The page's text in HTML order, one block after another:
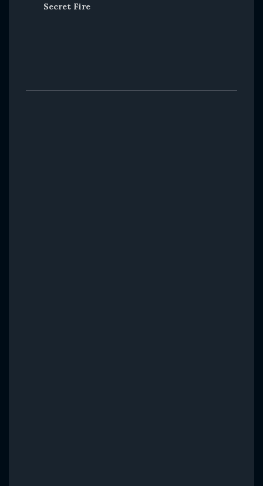
Secret Fire